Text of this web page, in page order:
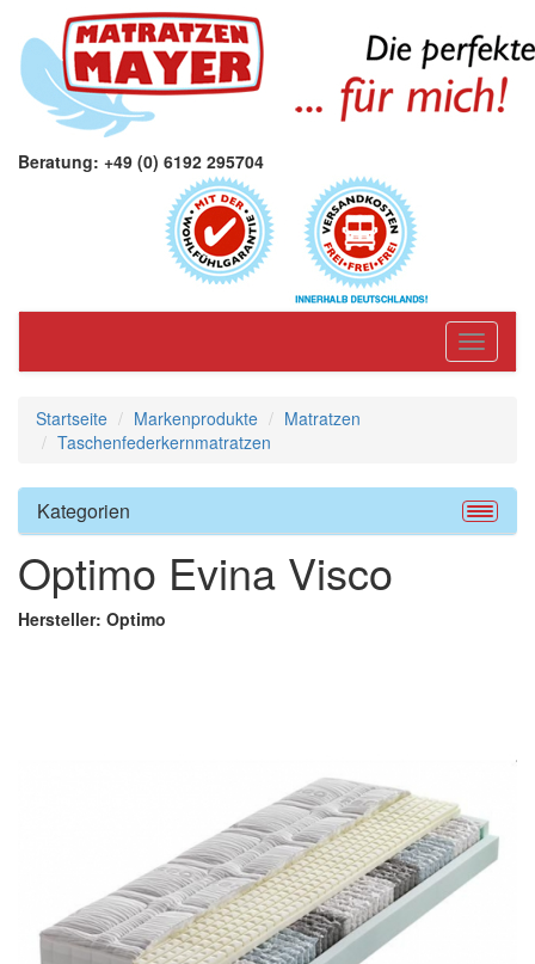
Beratung: +49 (0) 6192 295704
Toggle
Startseite Markenprodukte
Matratzen
Taschenfederkernmatratzen
Kategorien
Optimo Evina Visco
Hersteller: Optimo